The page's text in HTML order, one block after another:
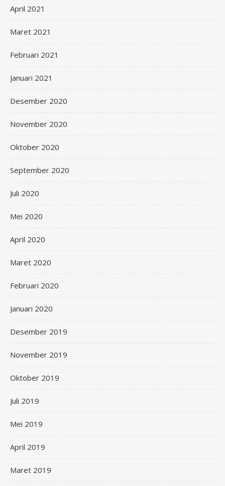
April 2021
Maret 2021
Februari 2021
Januari 2021
Desember 2020
November 2020
Oktober 2020
September 2020
Juli 2020
Mei 2020
April 2020
Maret 2020
Februari 2020
Januari 2020
Desember 2019
November 2019
Oktober 2019
Juli 2019
Mei 2019
April 2019
Maret 2019